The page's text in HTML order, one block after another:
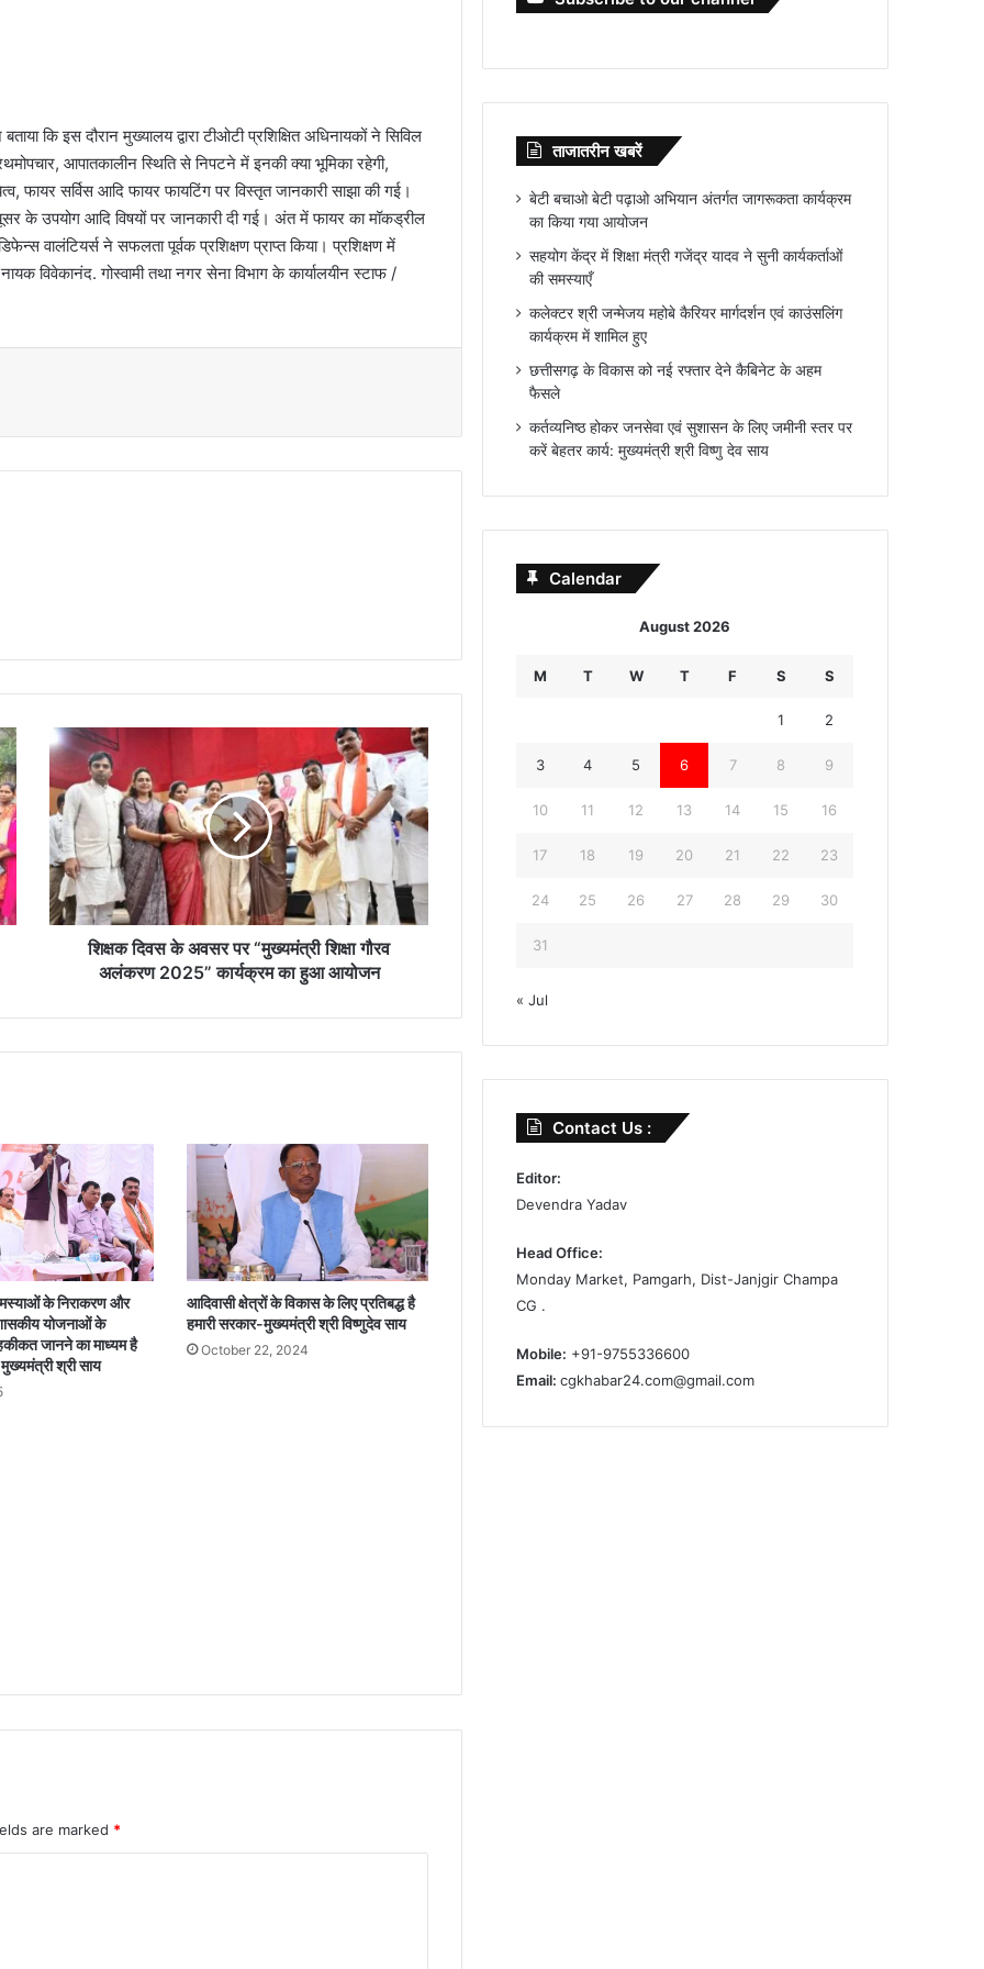
कि इस दौरान मुख्यालय द्वारा टीओटी प्रशिक्षित अधिनायकों ने सिविल
आपातकालीन स्थिति से निपटने में इनकी क्या भूमिका रहेगी,
फायर सर्विस आदि फायर फायटिंग पर विस्तृत जानकारी साझा की गई।
के उपयोग आदि विषयों पर जानकारी दी गई। अंत में फायर का मॉकड्रील
वालंटियर्स ने सफलता पूर्वक प्रशिक्षण प्राप्त किया। प्रशिक्षण में
विवेकानंद. गोस्वामी तथा नगर सेना विभाग के कार्यालयीन स्टाफ /
शि
क्ष
क
दि
व
स
के
अ
व
र
शि
क्षा
गौ
र
व
अ
लं
क
र
ण
न
शिक्षक दिवस के अवसर पर “मुख्यमंत्री शिक्षा गौरव
अलंकरण 2025” कार्यक्रम का हुआ आयोजन
के निराकरण और
योजनाओं के
जानने का माध्यम है
श्री साय
आदिवासी क्षेत्रों के विकास के लिए प्रतिबद्ध है
हमारी सरकार-मुख्यमंत्री श्री विष्णुदेव साय
October 22, 2024
are marked *
ताजातरीन खबरें
बेटी बचाओ बेटी पढ़ाओ अभियान अंतर्गत जागरूकता कार्यक्रम
का किया गया आयोजन
सहयोग केंद्र में शिक्षा मंत्री गजेंद्र यादव ने सुनी कार्यकर्ताओं
की समस्याएँ
कलेक्टर श्री जन्मेजय महोबे कैरियर मार्गदर्शन एवं काउंसलिंग
कार्यक्रम में शामिल हुए
छत्तीसगढ़ के विकास को नई रफ्तार देने कैबिनेट के अहम
फैसले
कर्तव्यनिष्ठ होकर जनसेवा एवं सुशासन के लिए जमीनी स्तर पर
करें बेहतर कार्य: मुख्यमंत्री श्री विष्णु देव साय
Calendar
August 2026
M T W T F S S
1 2
3 4 5 6 7 8 9
10 11 12 13 14 15 16
17 18 19 20 21 22 23
24 25 26 27 28 29 30
31
« Jul
Contact Us :
Editor:
Devendra Yadav
Head Office:
Monday Market, Pamgarh, Dist-Janjgir Champa
CG .
Mobile: +91-9755336600
Email:cgkhabar24.com@gmail.com